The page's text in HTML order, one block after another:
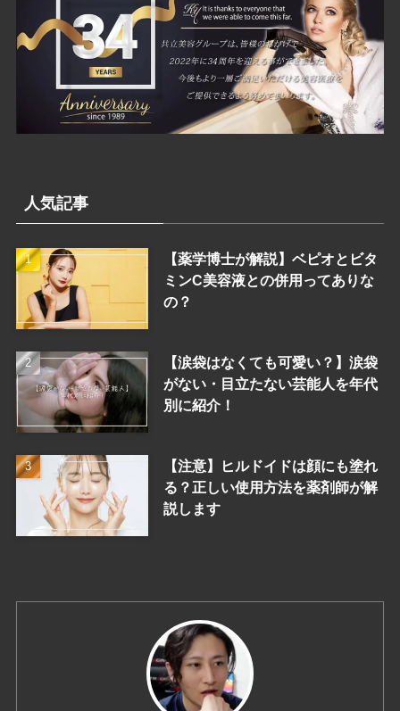
人気記事
【薬学博士が解説】ベピオとビタ
ミンC美容液との併用ってありな
の？
【涙袋はなくても可愛い？】涙袋
がない・目立たない芸能人を年代
別に紹介！
【注意】ヒルドイドは顔にも塗れ
る？正しい使用方法を薬剤師が解
説します